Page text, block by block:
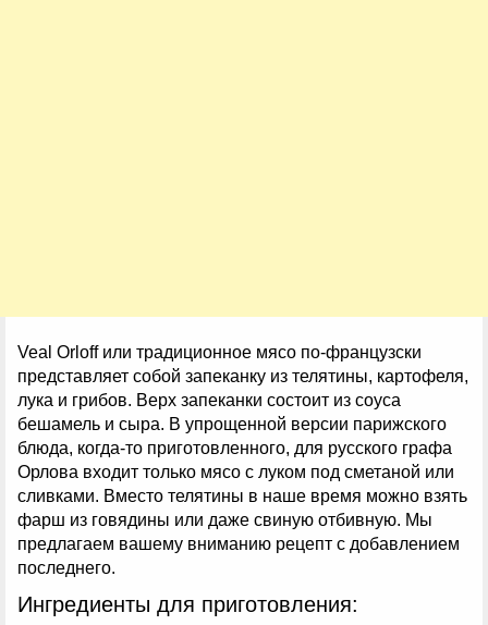
Veal Orloff или традиционное мясо по-французски
представляет собой запеканку из телятины, картофеля,
лука и грибов. Верх запеканки состоит из соуса
бешамель и сыра. В упрощенной версии парижского
блюда, когда-то приготовленного, для русского графа
Орлова входит только мясо с луком под сметаной или
сливками. Вместо телятины в наше время можно взять
фарш из говядины или даже свиную отбивную. Мы
предлагаем вашему вниманию рецепт с добавлением
последнего.
Ингредиенты для приготовления: